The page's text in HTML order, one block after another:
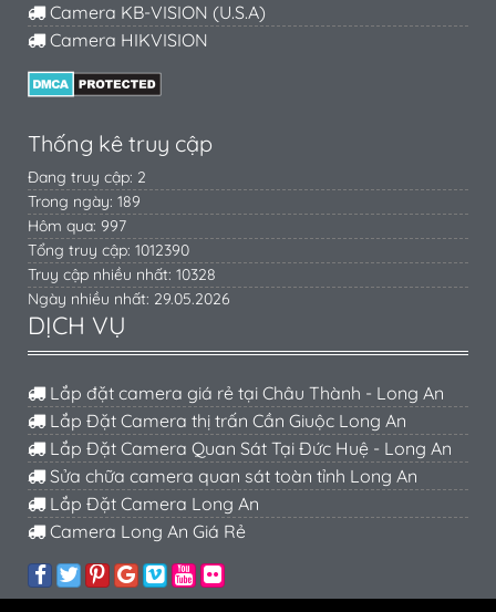
Camera KB-VISION (U.S.A)
Camera HIKVISION
Thống kê truy cập
Đang truy cập: 2
Trong ngày: 189
Hôm qua: 997
Tổng truy cập: 1012390
Truy cập nhiều nhất: 10328
Ngày nhiều nhất: 29.05.2026
DỊCH VỤ
Lắp đặt camera giá rẻ tại Châu Thành - Long An
Lắp Đặt Camera thị trấn Cần Giuộc Long An
Lắp Đặt Camera Quan Sát Tại Đức Huệ - Long An
Sửa chữa camera quan sát toàn tỉnh Long An
Lắp Đặt Camera Long An
Camera Long An Giá Rẻ